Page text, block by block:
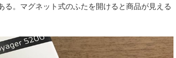
。マグネット式のふたを開けると商品が見える